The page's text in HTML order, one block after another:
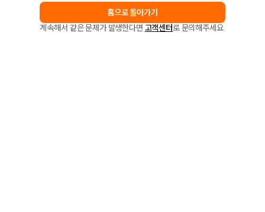
홈으로 돌아가기
계속해서 같은 문제가 발생한다면 고객센터로 문의해주세요.